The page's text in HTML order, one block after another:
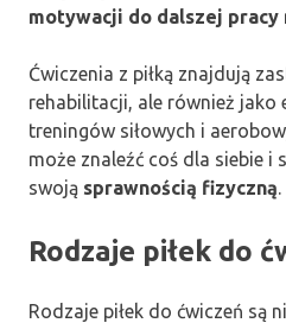
motywacji do dalszej pracy
Ćwiczenia z piłką znajdują
rehabilitacji, ale również jako
treningów siłowych i
może znaleźć coś dla siebie i
swoją sprawnością fizyczną.
Rodzaje piłek do
Rodzaje piłek do ćwiczeń są